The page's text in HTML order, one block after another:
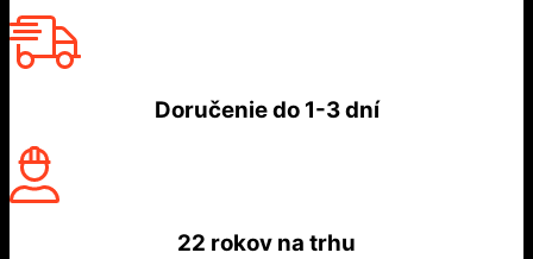
Doručenie do1-3 dní
22 rokov na trhu